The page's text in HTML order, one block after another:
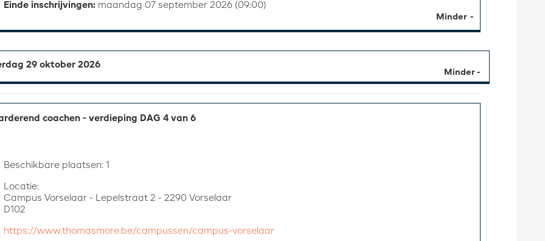
Minder
Einde inschrijvingen: maandag 07 september 2026 (09:00)
29 oktober 2026
coachen - verdieping DAG 4 van 6
Beschikbare plaatsen: 1
Locatie:
Campus Vorselaar - Lepelstraat 2 - 2290 Vorselaar
D102
https://www.thomasmore.be/campussen/campus-vorselaar